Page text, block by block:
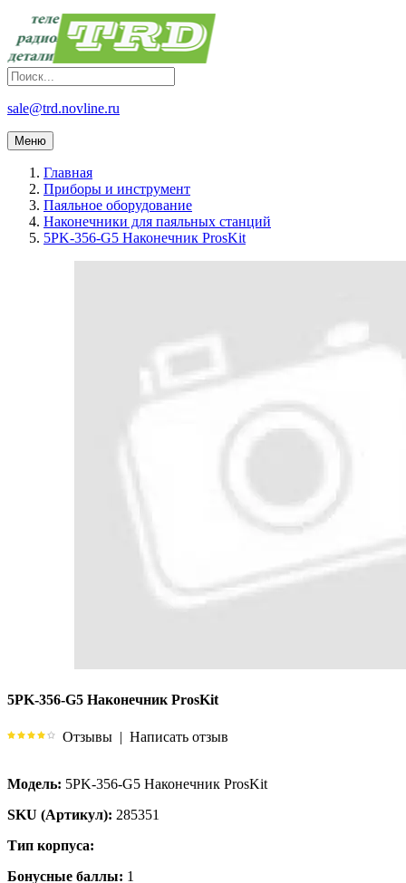
sale@trd.novline.ru
Меню
Главная
Приборы и инструмент
Паяльное оборудование
Наконечники для паяльных станций
5PK-356-G5 Наконечник ProsKit
5PK-356-G5 Наконечник ProsKit
Отзывы | Написать отзыв
Модель: 5PK-356-G5 Наконечник ProsKit
SKU (Артикул): 285351
Тип корпуса:
Бонусные баллы: 1